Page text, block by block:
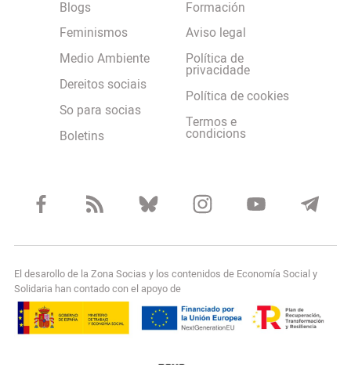
Blogs
Feminismos
Medio Ambiente
Dereitos sociais
So para socias
Boletins
Formación
Aviso legal
Política de
privacidade
Política de cookies
Termos e
condicions
El desarollo de la Zona Socias y los contenidos de Economía Social y
Solidaria han contado con el apoyo de